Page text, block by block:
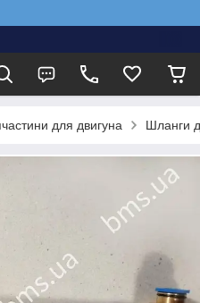
для двигуна Шланги